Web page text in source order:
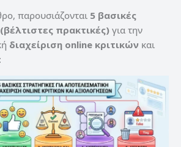
παρουσιάζονται 5 βασικές
πρακτικές) για την
διαχείριση online κριτικών και